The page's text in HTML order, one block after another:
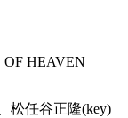
OF HEAVEN
松任谷正隆(key)